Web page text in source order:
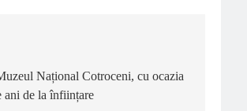
Național Cotroceni, cu ocazia
ani de la înființare